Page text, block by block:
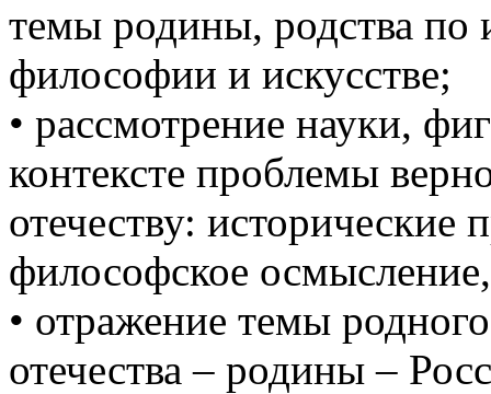
темы родины, родства по
философии и искусстве;
• рассмотрение науки,
контексте проблемы
отечеству:
философское
• отражение темы
отечества – родины –